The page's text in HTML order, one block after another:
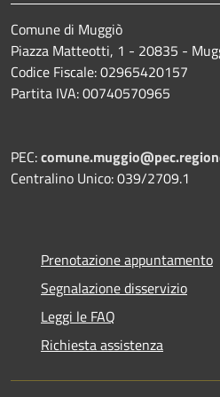
Comune di Muggiò
Piazza Matteotti, 1 - 20835 -
Codice Fiscale: 02965420157
Partita IVA: 00740570965
PEC:
Centralino Unico: 039/2709.1
Prenotazione appuntamento
Segnalazione disservizio
Leggi le FAQ
Richiesta assistenza